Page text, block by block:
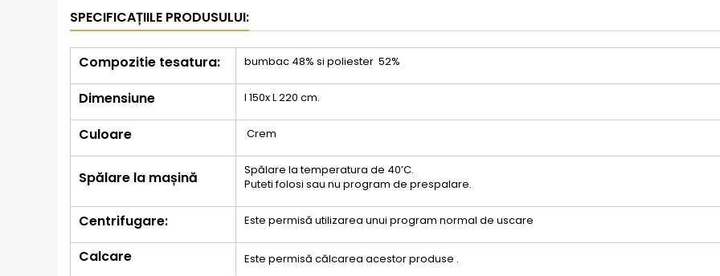
SPECIFICAȚIILE PRODUSULUI:
Compozitie tesatura: bumbac 48% si poliester 52%
Dimensiune l 150x L 220 cm.
Culoare Crem
Spălare la mașină
Spălare la temperatura de 40’C.
Puteti folosi sau nu program de prespalare.
Centrifugare: Este permisă utilizarea unui program normal de uscare
Calcare Este permisă călcarea acestor produse .